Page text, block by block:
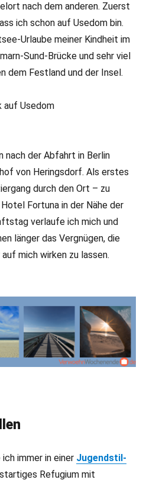
nach dem anderen. Zuerst
ich schon auf Usedom bin.
Urlaube meiner Kindheit im
Sund-Brücke und sehr viel
dem Festland und der Insel.
nach der Abfahrt in Berlin
von Heringsdorf. Als erstes
durch den Ort – zu
Fortuna in der Nähe der
verlaufe ich mich und
länger das Vergnügen, die
mich wirken zu lassen.
immer in einer Jugendstil-
Refugium mit